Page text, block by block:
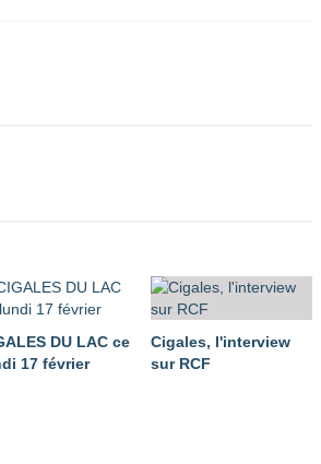
DU LAC ce
17 février
Cigales, l'interview
sur RCF